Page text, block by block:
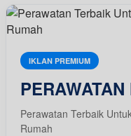
IKLAN PREMIUM
Perawatan Terbaik
Rumah